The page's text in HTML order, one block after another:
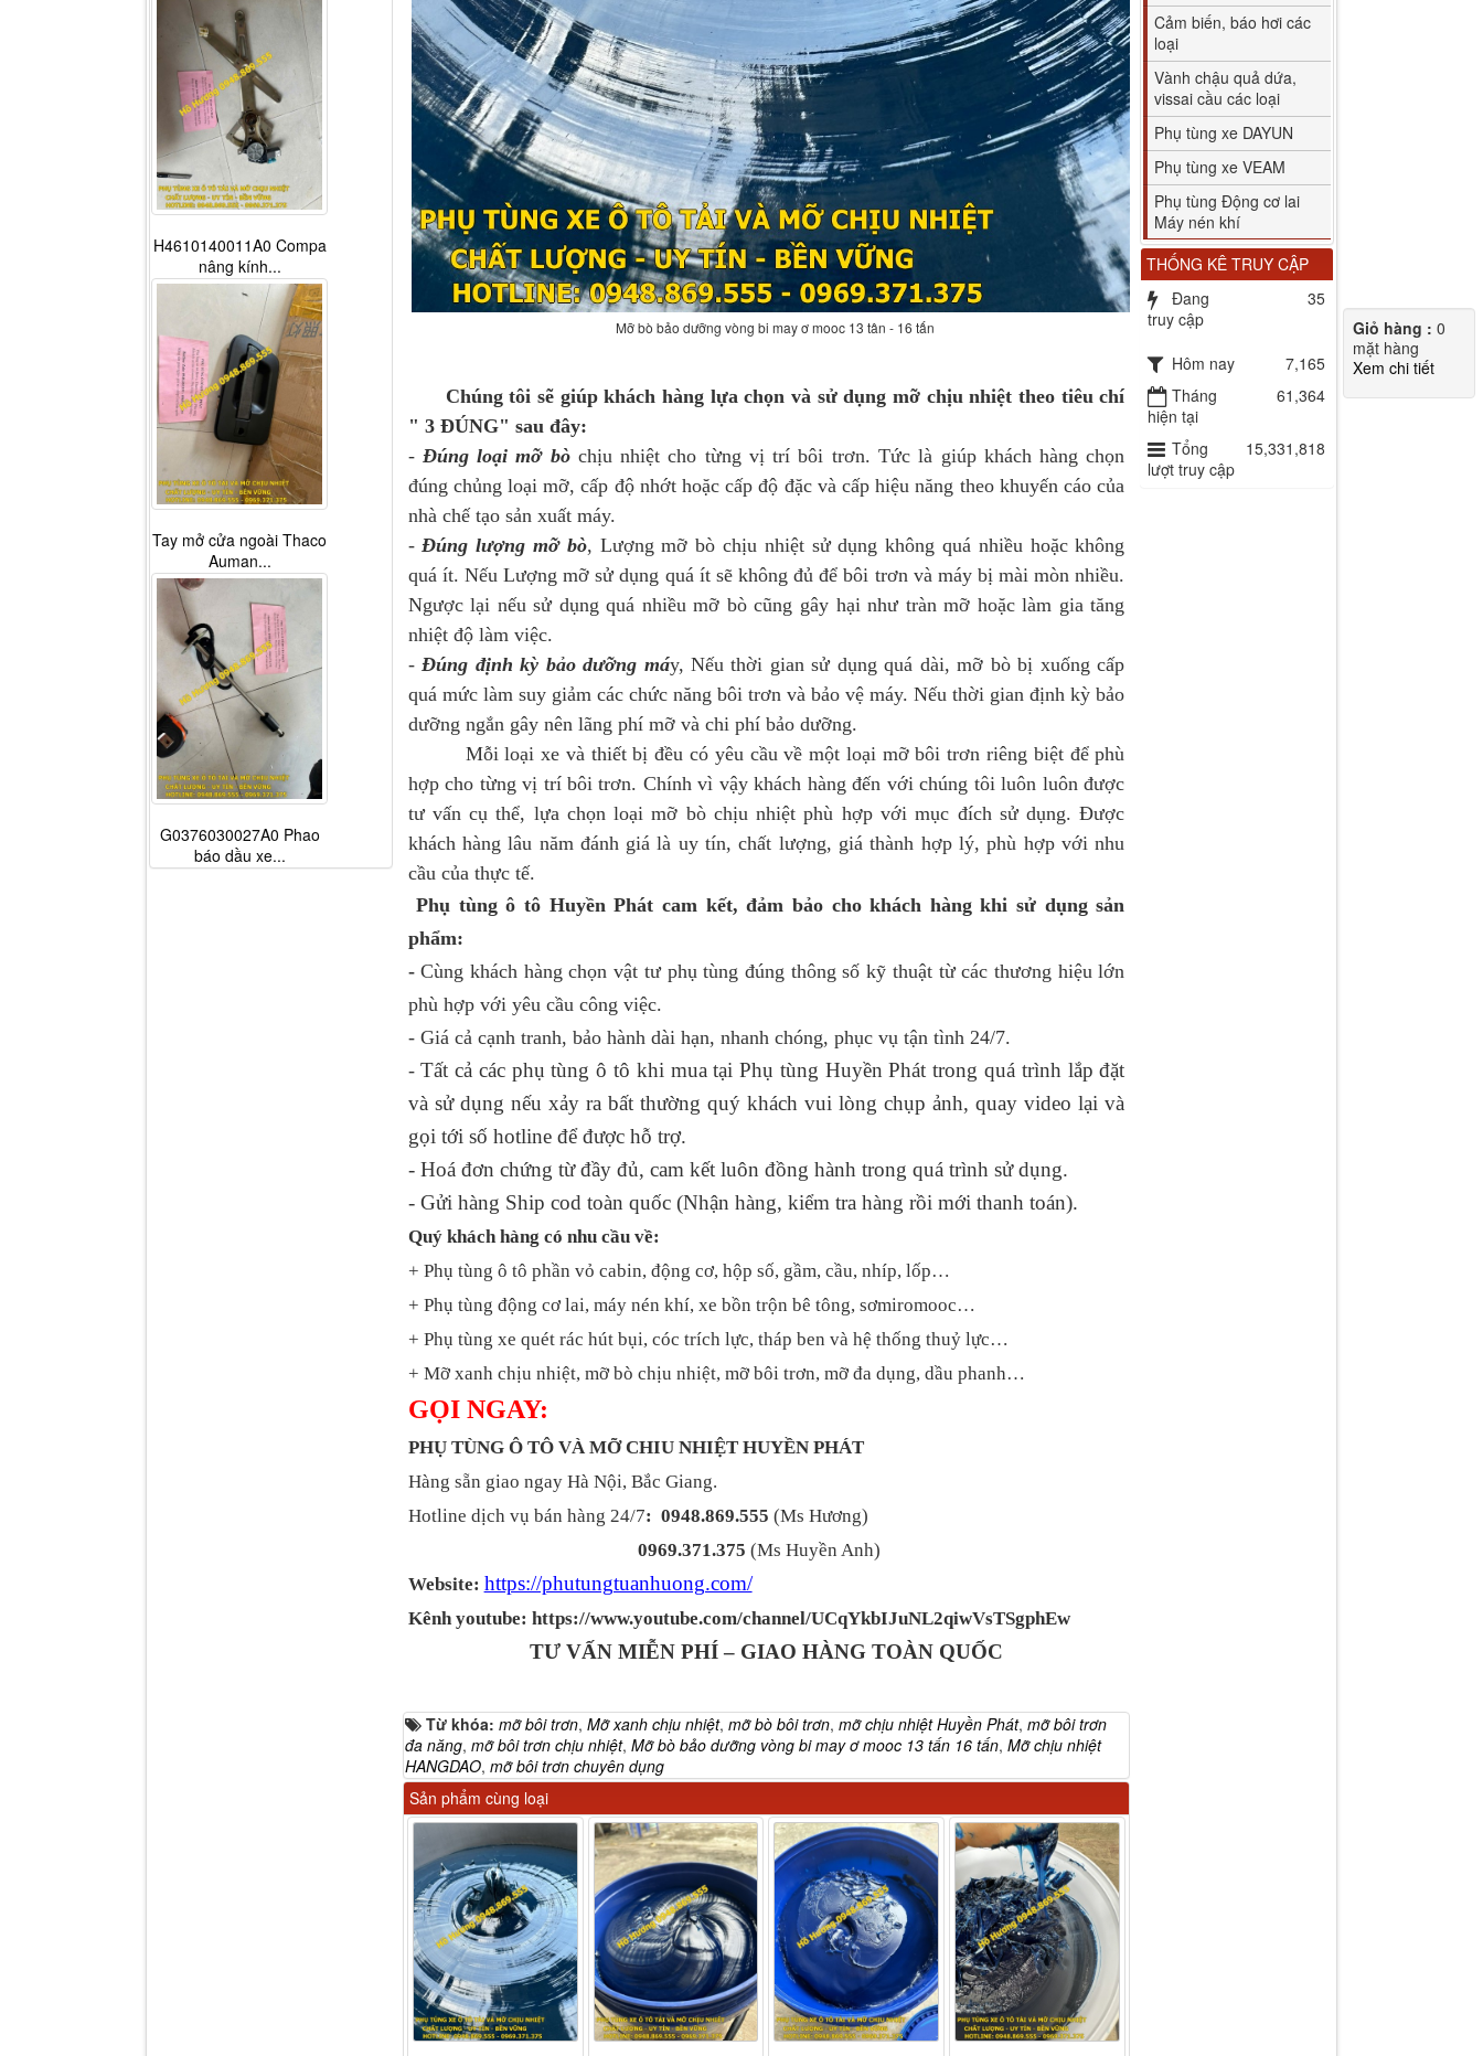
Mỡ bò bảo dưỡng vòng bi may ơ mooc 13 tân - 16 tấn
Chúng tôi sẽ giúp khách hàng lựa chọn và sử dụng mỡ chịu nhiệt theo tiêu chí
" 3 ĐÚNG" sau đây:
- Đúng loại mỡ bòchịu nhiệt cho từng vị trí bôi trơn. Tức là giúp khách hàng chọn
đúng chủng loại mỡ, cấp độ nhớt hoặc cấp độ đặc và cấp hiệu năng theo khuyến cáo của
nhà chế tạo sản xuất máy.
- Đúng lượng mỡ bò, Lượng mỡ bò chịu nhiệt sử dụng không quá nhiều hoặc không
quá ít. Nếu Lượng mỡ sử dụng quá ít sẽ không đủ để bôi trơn và máy bị mài mòn nhiều.
Ngược lại nếu sử dụng quá nhiều mỡ bò cũng gây hại như tràn mỡ hoặc làm gia tăng
nhiệt độ làm việc.
- Đúng định kỳ bảo dưỡng máy, Nếu thời gian sử dụng quá dài, mỡ bò bị xuống cấp
quá mức làm suy giảm các chức năng bôi trơn và bảo vệ máy. Nếu thời gian định kỳ bảo
dưỡng ngắn gây nên lãng phí mỡ và chi phí bảo dưỡng.
Mỗi loại xe và thiết bị đều có yêu cầu về một loại mỡ bôi trơn riêng biệt để phù
hợp cho từng vị trí bôi trơn. Chính vì vậy khách hàng đến với chúng tôi luôn luôn được
tư vấn cụ thể, lựa chọn loại mỡ bò chịu nhiệt phù hợp với mục đích sử dụng. Được
khách hàng lâu năm đánh giá là uy tín, chất lượng, giá thành hợp lý, phù hợp với nhu
cầu của thực tế.
Phụ tùng ô tô Huyền Phát cam kết, đảm bảo cho khách hàng khi sử dụng sản
phẩm:
-Cùng khách hàng chọn vật tư phụ tùng đúng thông số kỹ thuật từ các thương hiệu lớn
phù hợp với yêu cầu công việc.
- Giá cả cạnh tranh, bảo hành dài hạn, nhanh chóng, phục vụ tận tình 24/7.
-Tất cả các phụ tùng ô tô khi mua tại Phụ tùng Huyền Phát trong quá trình lắp đặt
và sử dụng nếu xảy ra bất thường quý khách vui lòng chụp ảnh, quay video lại và
gọi tới số hotline để được hỗ trợ.
- Hoá đơn chứng từ đầy đủ, cam kết luôn đồng hành trong quá trình sử dụng.
- Gửi hàng Ship cod toàn quốc (Nhận hàng, kiểm tra hàng rồi mới thanh toán).
Quý khách hàng có nhu cầu về:
+ Phụ tùng ô tô phần vỏ cabin, động cơ, hộp số, gầm, cầu, nhíp, lốp…
+ Phụ tùng động cơ lai, máy nén khí, xe bồn trộn bê tông, sơmiromooc…
+ Phụ tùng xe quét rác hút bụi, cóc trích lực, tháp ben và hệ thống thuỷ lực…
+ Mỡ xanh chịu nhiệt, mỡ bò chịu nhiệt, mỡ bôi trơn, mỡ đa dụng, dầu phanh…
GỌI NGAY:
PHỤ TÙNG Ô TÔ VÀ MỠ CHIU NHIỆT HUYỀN PHÁT
Hàng sẵn giao ngay Hà Nội, Bắc Giang.
Hotline dịch vụ bán hàng 24/7: 0948.869.555 (Ms Hương)
0969.371.375 (Ms Huyền Anh)
Website: https://phutungtuanhuong.com/
Kênh youtube: https://www.youtube.com/channel/UCqYkbIJuNL2qiwVsTSgphEw
TƯ VẤN MIỄN PHÍ – GIAO HÀNG TOÀN QUỐC
Từ khóa: mỡ bôi trơn, Mỡ xanh chịu nhiệt, mỡ bò bôi trơn, mỡ chịu nhiệt Huyền Phát, mỡ bôi trơn
đa năng, mỡ bôi trơn chịu nhiệt, Mỡ bò bảo dưỡng vòng bi may ơ mooc 13 tấn 16 tấn, Mỡ chịu nhiệt
HANGDAO, mỡ bôi trơn chuyên dụng
Sản phẩm cùng loại
Cảm biến, báo hơi các
loại
Vành chậu quả dứa,
vissai cầu các loại
Phụ tùng xe DAYUN
Phụ tùng xe VEAM
Phụ tùng Động cơ lai
Máy nén khí
THỐNG KÊ TRUY CẬP
Đang
truy cập
35
Hôm nay
7,165
Tháng
hiện tại
61,364
Tổng
lượt truy cập
15,331,818
H4610140011A0 Compa
nâng kính...
Tay mở cửa ngoài Thaco
Auman...
G0376030027A0 Phao
báo dầu xe...
Giỏ hàng : 0
mặt hàng
Xem chi tiết